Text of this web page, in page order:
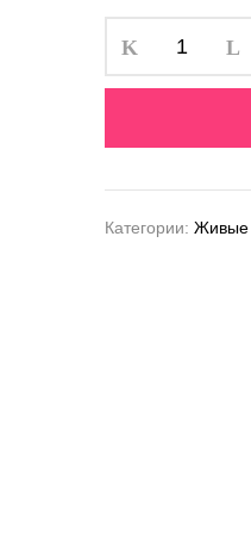
Категории:Живые